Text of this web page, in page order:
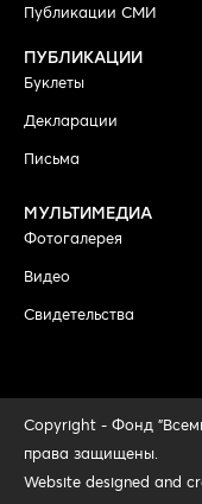
Публикации СМИ
ПУБЛИКАЦИИ
Буклеты
Декларации
Письма
МУЛЬТИМЕДИА
Фотогалерея
Видео
Свидетельства
Copyright - Фонд
права защищены.
Website designed and